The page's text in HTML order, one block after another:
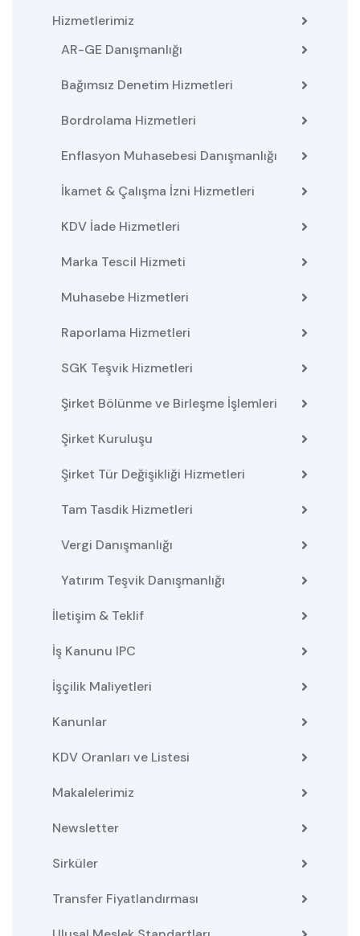
Hizmetlerimiz
AR-GE Danışmanlığı
Bağımsız Denetim Hizmetleri
Bordrolama Hizmetleri
Enflasyon Muhasebesi Danışmanlığı
İkamet & Çalışma İzni Hizmetleri
KDV İade Hizmetleri
Marka Tescil Hizmeti
Muhasebe Hizmetleri
Raporlama Hizmetleri
SGK Teşvik Hizmetleri
Şirket Bölünme ve Birleşme İşlemleri
Şirket Kuruluşu
Şirket Tür Değişikliği Hizmetleri
Tam Tasdik Hizmetleri
Vergi Danışmanlığı
Yatırım Teşvik Danışmanlığı
İletişim & Teklif
İş Kanunu IPC
İşçilik Maliyetleri
Kanunlar
KDV Oranları ve Listesi
Makalelerimiz
Newsletter
Sirküler
Transfer Fiyatlandırması